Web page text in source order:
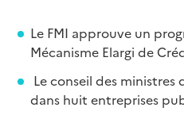
Le FMI approuve un
Mécanisme Elargi de
Le conseil des
dans huit entreprises